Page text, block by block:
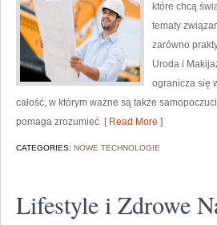
które chcą
tematy
zarówno
Uroda i
ogranicza się
całość, w którym ważne są także
pomaga zrozumieć [ Read More ]
CATEGORIES: NOWE TECHNOLOGIE
Lifestyle i Zdrowe